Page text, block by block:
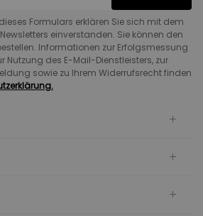
Formulars erklären Sie sich mit dem
einverstanden. Sie können den
Informationen zur Erfolgsmessung
Nutzung des E-Mail-Dienstleisters, zur
sowie zu Ihrem Widerrufsrecht finden